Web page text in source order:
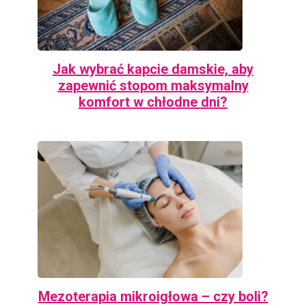
Jak wybrać kapcie damskie, aby
zapewnić stopom maksymalny
komfort w chłodne dni?
Mezoterapia mikroigłowa – czy boli?